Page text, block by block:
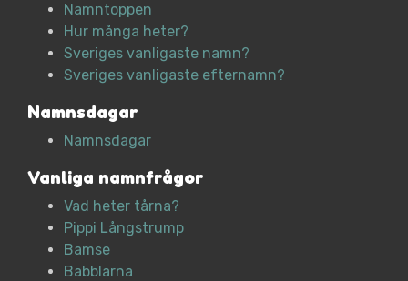
Namntoppen
Hur många heter?
Sveriges vanligaste namn?
Sveriges vanligaste efternamn?
Namnsdagar
Namnsdagar
Vanliga namnfrågor
Vad heter tårna?
Pippi Långstrump
Bamse
Babblarna